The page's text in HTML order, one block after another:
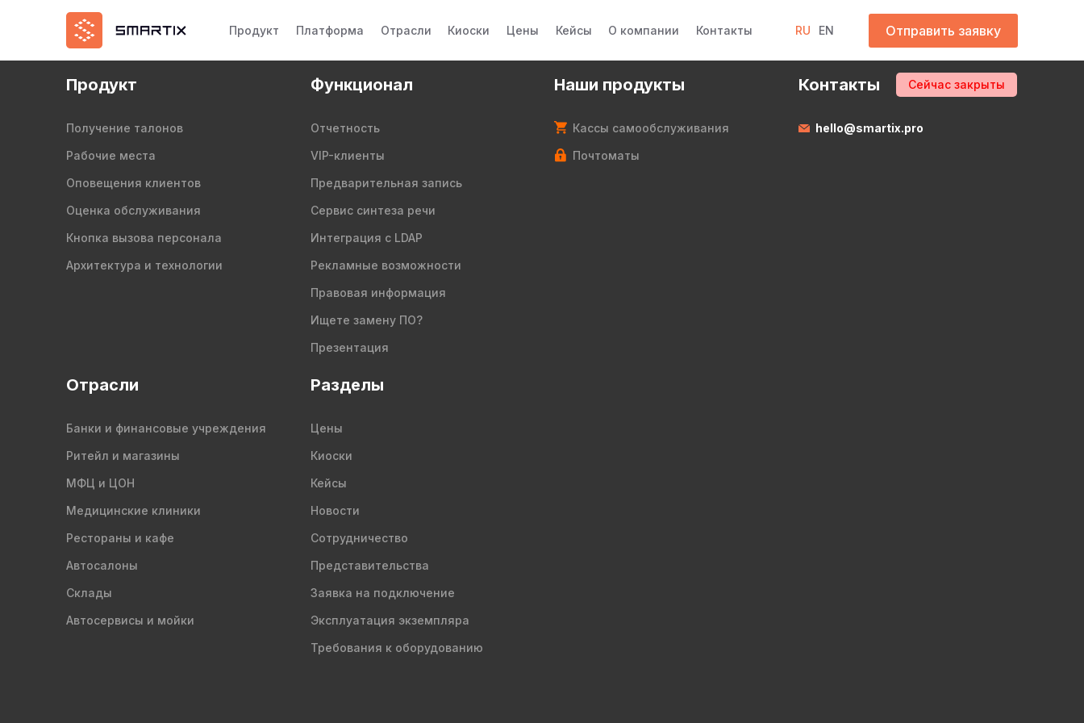
Продукт Платформа Отрасли Киоски Цены Кейсы О компании Контакты RU EN Отправить заявку
Продукт
Получение талонов
Рабочие места
Оповещения клиентов
Оценка обслуживания
Кнопка вызова персонала
Архитектура и технологии
Функционал
Отчетность
VIP-клиенты
Предварительная запись
Сервис синтеза речи
Интеграция с LDAP
Рекламные возможности
Правовая информация
Ищете замену ПО?
Презентация
Наши продукты
Кассы самообслуживания
Почтоматы
Контакты Сейчас закрыты
hello@smartix.pro
Отрасли
Банки и финансовые учреждения
Ритейл и магазины
МФЦ и ЦОН
Медицинские клиники
Рестораны и кафе
Автосалоны
Склады
Автосервисы и мойки
Разделы
Цены
Киоски
Кейсы
Новости
Сотрудничество
Представительства
Заявка на подключение
Эксплуатация экземпляра
Требования к оборудованию